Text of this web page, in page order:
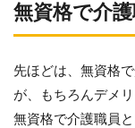
無資格で介
先ほどは、無資格
が、もちろんデメ
無資格で介護職員